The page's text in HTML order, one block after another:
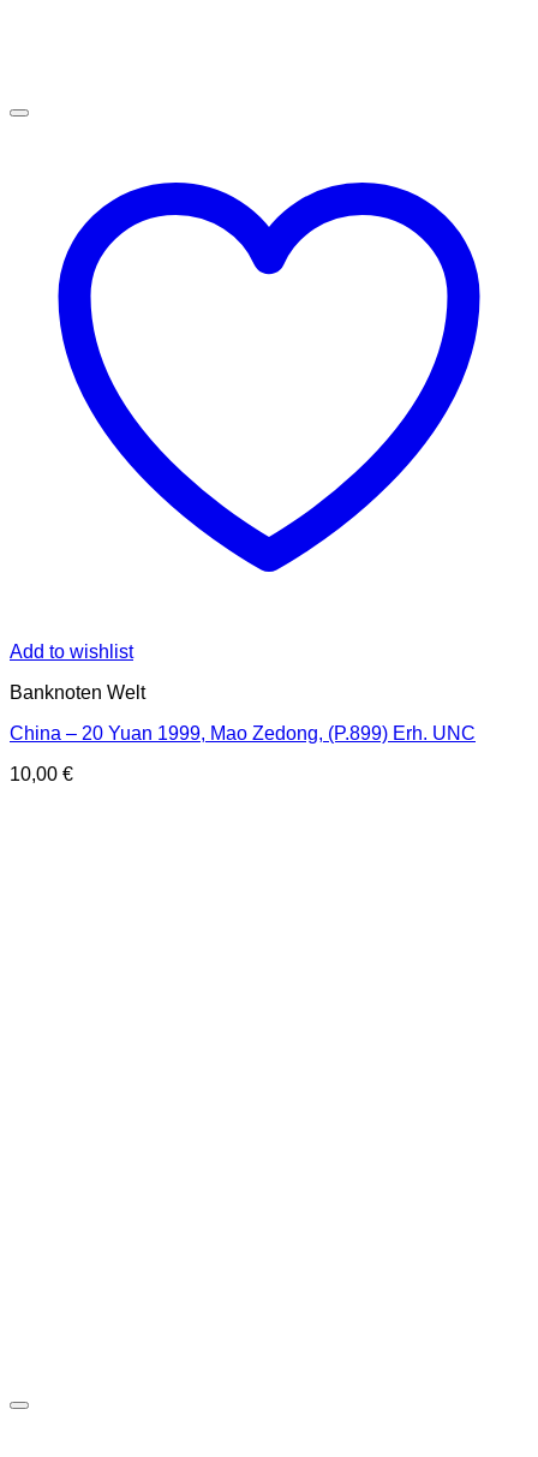
Add to wishlist
Banknoten Welt
China – 20 Yuan 1999, Mao Zedong, (P.899) Erh. UNC
10,00 €